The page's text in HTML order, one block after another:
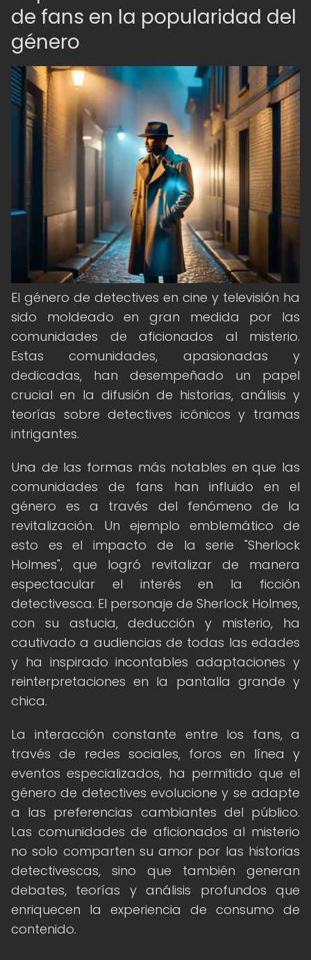
de fans en la popularidad del
género
El género de detectives en cine y televisión ha
sido moldeado en gran medida por las
comunidades de aficionados al misterio.
Estas comunidades, apasionadas y
dedicadas, han desempeñado un papel
crucial en la difusión de historias, análisis y
teorías sobre detectives icónicos y tramas
intrigantes.
Una de las formas más notables en que las
comunidades de fans han influido en el
género es a través del fenómeno de la
revitalización. Un ejemplo emblemático de
esto es el impacto de la serie "Sherlock
Holmes", que logró revitalizar de manera
espectacular el interés en la ficción
detectivesca. El personaje de Sherlock Holmes,
con su astucia, deducción y misterio, ha
cautivado a audiencias de todas las edades
y ha inspirado incontables adaptaciones y
reinterpretaciones en la pantalla grande y
chica.
La interacción constante entre los fans, a
través de redes sociales, foros en línea y
eventos especializados, ha permitido que el
género de detectives evolucione y se adapte
a las preferencias cambiantes del público.
Las comunidades de aficionados al misterio
no solo comparten su amor por las historias
detectivescas, sino que también generan
debates, teorías y análisis profundos que
enriquecen la experiencia de consumo de
contenido.